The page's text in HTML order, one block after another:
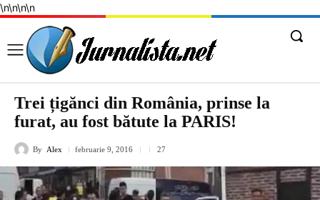
\n\n\n\n
Trei țigănci din România, prinse la
furat, au fost bătute la PARIS!
By Alex februarie 9, 2016 27